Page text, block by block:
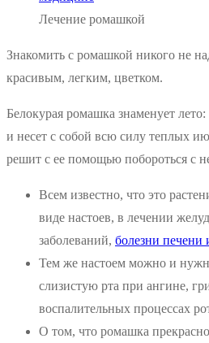
Лечение ромашкой
Знакомить с ромашкой никого не
красивым, легким, цветком.
Белокурая ромашка знаменует
и несет с собой всю силу теплых
решит с ее помощью побороться с
Всем известно, что это
виде настоев, в лечении
заболеваний, болезни
Тем же настоем можно и
слизистую рта при ангине,
воспалительных процессах
О том, что ромашка прекрасно